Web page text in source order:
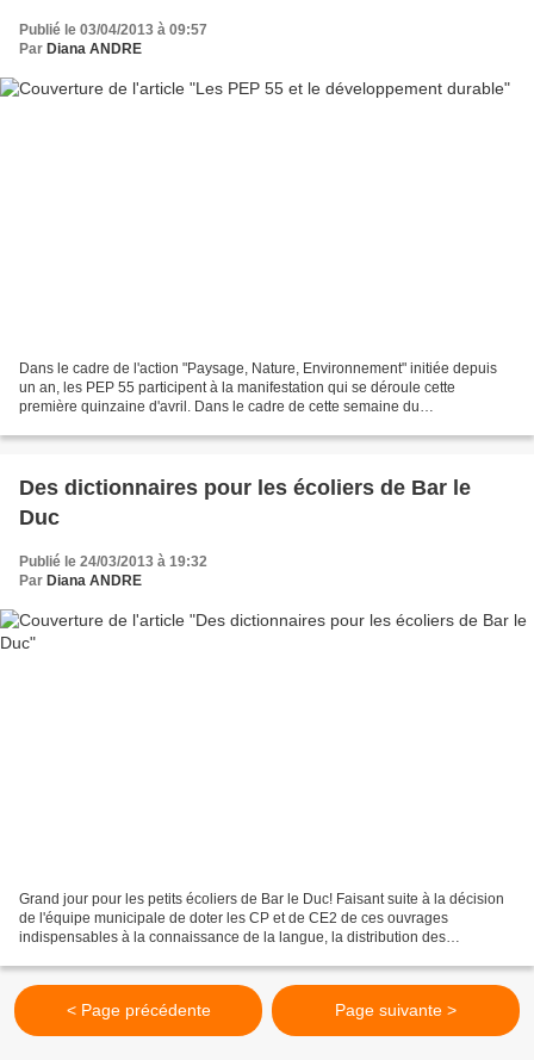
Publié le 03/04/2013 à 09:57
Par Diana ANDRE
Dans le cadre de l'action "Paysage, Nature, Environnement" initiée depuis
un an, les PEP 55 participent à la manifestation qui se déroule cette
première quinzaine d'avril. Dans le cadre de cette semaine du
Des dictionnaires pour les écoliers de Bar le
Duc
Publié le 24/03/2013 à 19:32
Par Diana ANDRE
Grand jour pour les petits écoliers de Bar le Duc! Faisant suite à la décision
de l'équipe municipale de doter les CP et de CE2 de ces ouvrages
indispensables à la connaissance de la langue, la distribution des
< Page précédente Page suivante >